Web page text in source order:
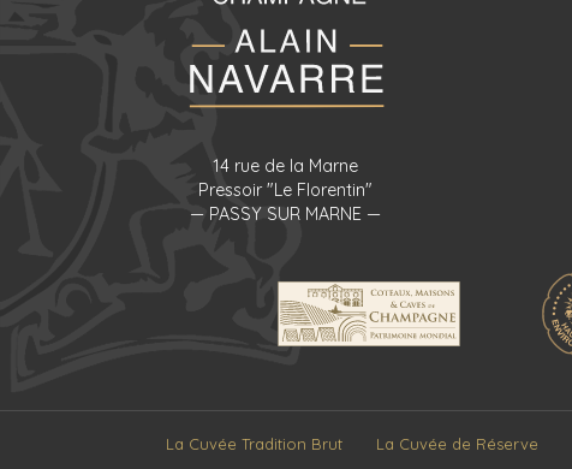
14 rue de la Marne
Pressoir "Le Florentin"
— PASSY SUR MARNE —
La Cuvée Tradition Brut La Cuvée de Réserve